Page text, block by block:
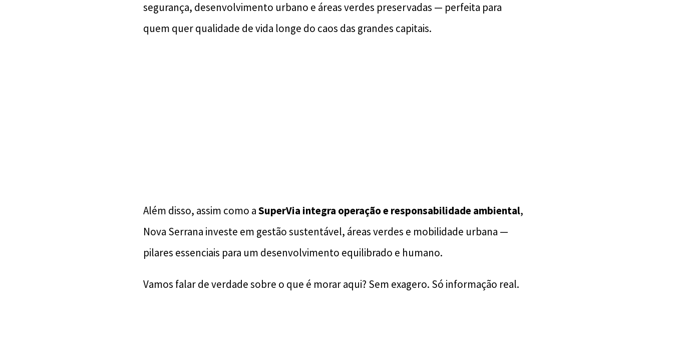
segurança, desenvolvimento urbano e áreas verdes preservadas — perfeita para
quem quer qualidade de vida longe do caos das grandes capitais.
Além disso, assim como aSuperVia integra operação e responsabilidade ambiental,
Nova Serrana investe em gestão sustentável, áreas verdes e mobilidade urbana —
pilares essenciais para um desenvolvimento equilibrado e humano.
Vamos falar de verdade sobre o que é morar aqui? Sem exagero. Só informação real.